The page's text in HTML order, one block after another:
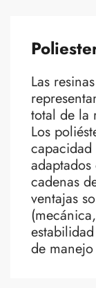
Las
total de la
Los
cadenas
ventajas
de